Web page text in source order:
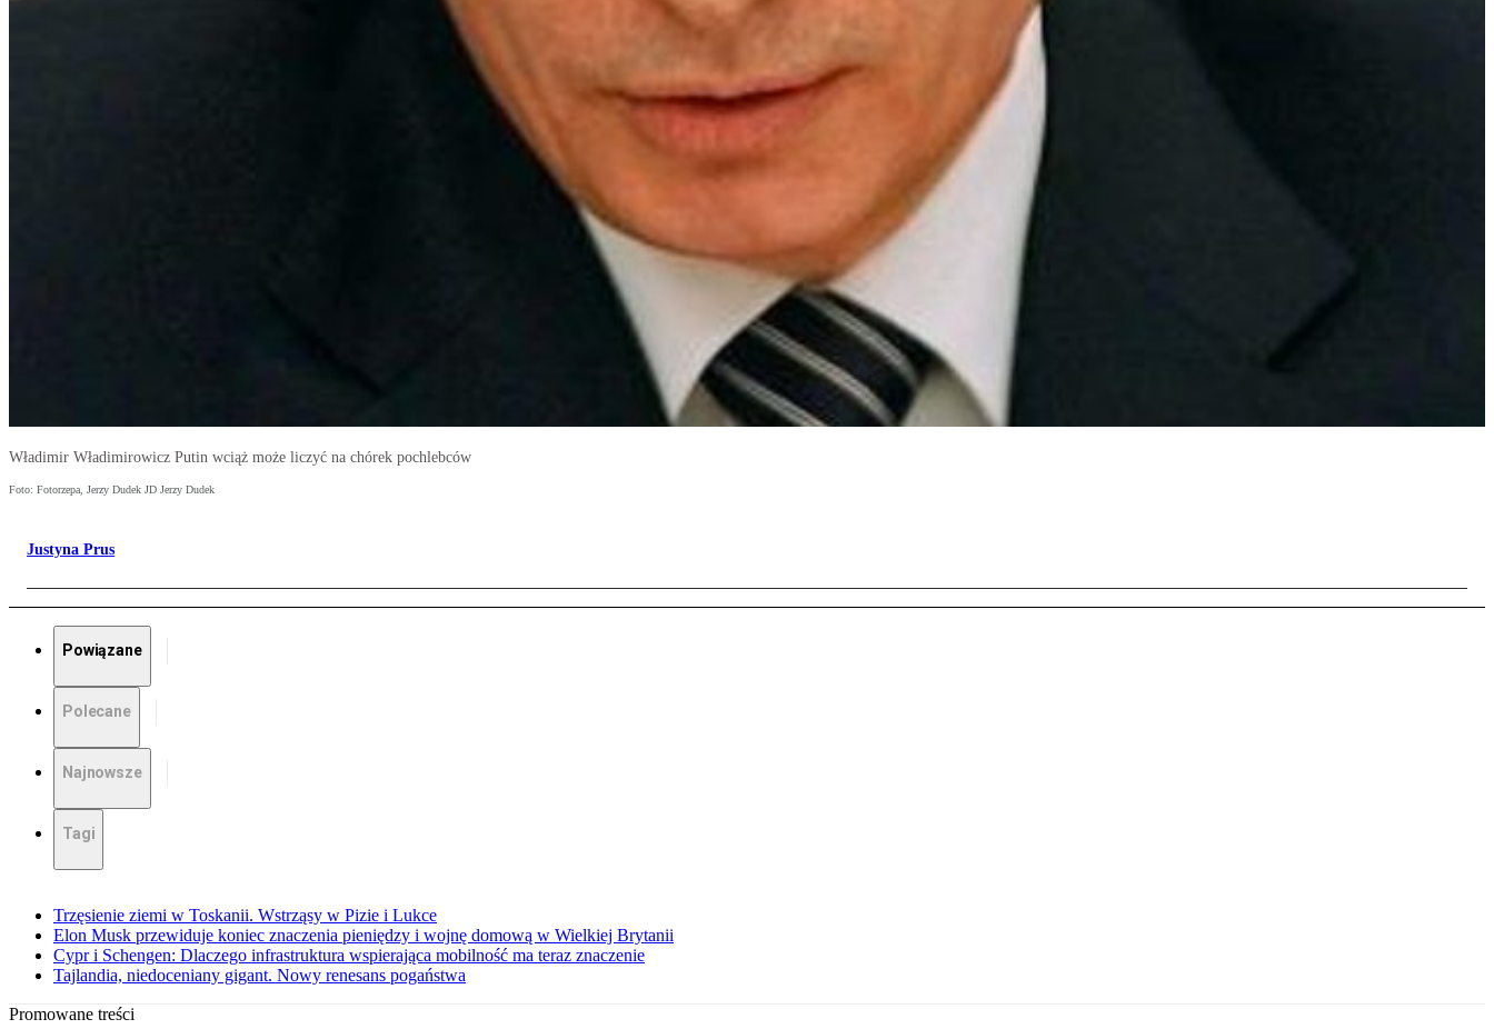
Władimir Władimirowicz Putin wciąż może liczyć na chórek pochlebców
Foto: Fotorzepa, Jerzy Dudek JD Jerzy Dudek
Justyna Prus
Powiązane
Polecane
Najnowsze
Tagi
Trzęsienie ziemi w Toskanii. Wstrząsy w Pizie i Lukce
Elon Musk przewiduje koniec znaczenia pieniędzy i wojnę domową w Wielkiej Brytanii
Cypr i Schengen: Dlaczego infrastruktura wspierająca mobilność ma teraz znaczenie
Tajlandia, niedoceniany gigant. Nowy renesans pogaństwa
Promowane treści